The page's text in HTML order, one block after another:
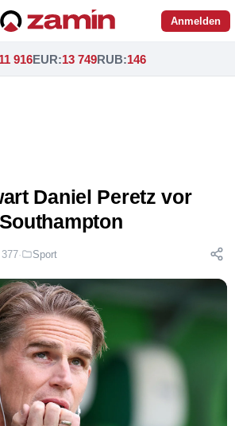
Anmelden
11 916EUR:13 749RUB:146
Daniel Peretz vor
377· Sport